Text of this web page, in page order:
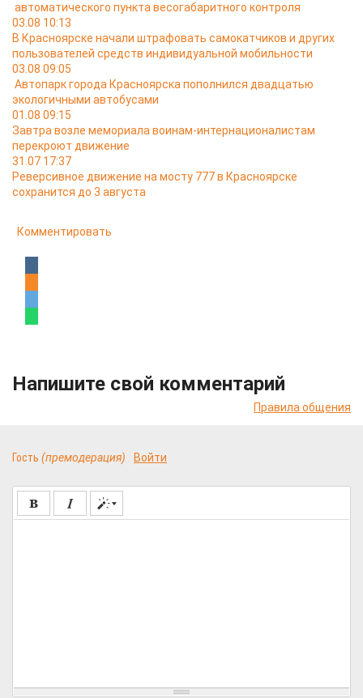
автоматического пункта весогабаритного контроля
03.08 10:13
В Красноярске начали штрафовать самокатчиков и других
пользователей средств индивидуальной мобильности
03.08 09:05
Автопарк города Красноярска пополнился двадцатью
экологичными автобусами
01.08 09:15
Завтра возле мемориала воинам-интернационалистам
перекроют движение
31.07 17:37
Реверсивное движение на мосту 777 в Красноярске
сохранится до 3 августа
Комментировать
Напишите свой комментарий
Правила общения
Гость (премодерация) Войти